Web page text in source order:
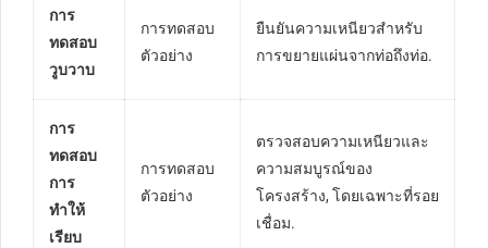
การ
ทดสอบ
วูบวาบ
การทดสอบ
ตัวอย่าง
ยืนยันความเหนียวสำหรับ
การขยายแผ่นจากท่อถึงท่อ.
การ
ทดสอบ
การ
ทำให้
เรียบ
การทดสอบ
ตัวอย่าง
ตรวจสอบความเหนียวและ
ความสมบูรณ์ของ
โครงสร้าง, โดยเฉพาะที่รอย
เชื่อม.